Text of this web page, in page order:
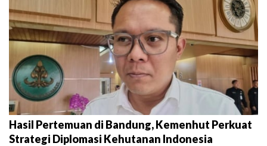
Hasil Pertemuan di Bandung, Kemenhut Perkuat
Strategi Diplomasi Kehutanan Indonesia